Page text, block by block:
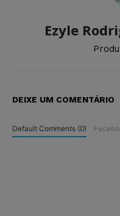
Ezyle
DEIXE UM COMENTÁRIO
Default Comments (0)